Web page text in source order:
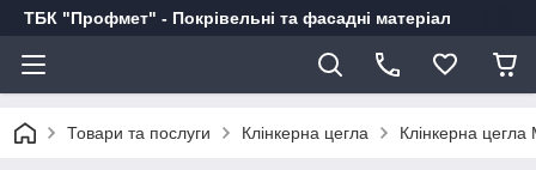
ТБК "Профмет" - Покрівельні та фасадні матеріал
Товари та послуги Клінкерна цегла Клінкерна цегла